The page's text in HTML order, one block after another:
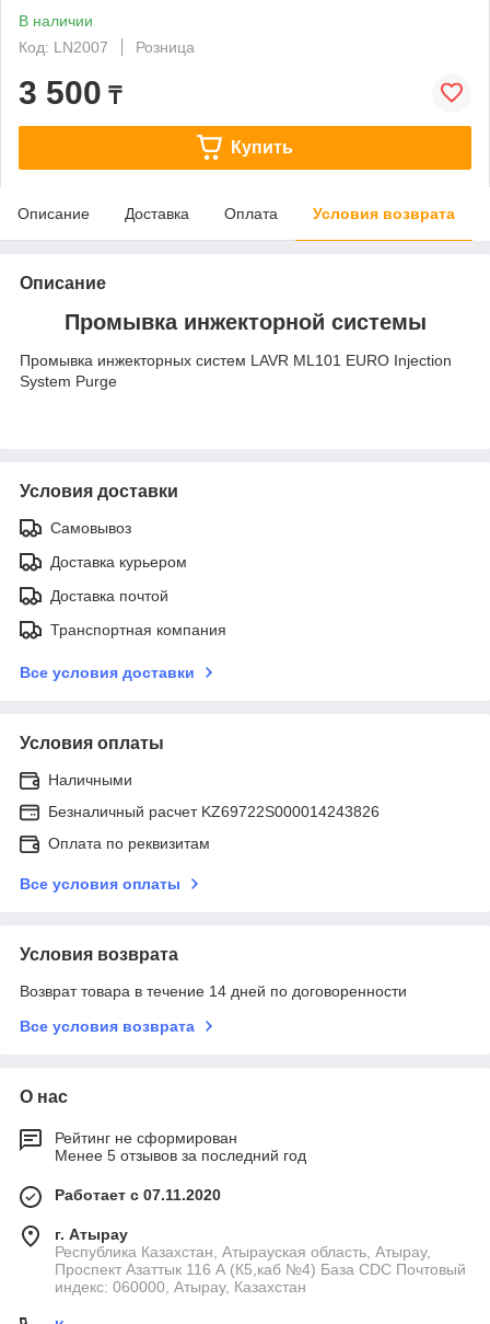
В наличии
Код: LN2007
Розница
3 500 ₸
Купить
Описание Доставка Оплата Условия возврата
Описание
Промывка инжекторной системы
Промывка инжекторных систем LAVR ML101 EURO Injection
System Purge
Условия доставки
Самовывоз
Доставка курьером
Доставка почтой
Транспортная компания
Все условия доставки
Условия оплаты
Наличными
Безналичный расчет KZ69722S000014243826
Оплата по реквизитам
Все условия оплаты
Условия возврата
Возврат товара в течение 14 дней по договоренности
Все условия возврата
О нас
Рейтинг не сформирован
Менее 5 отзывов за последний год
Работает с 07.11.2020
г. Атырау
Республика Казахстан, Атырауская область, Атырау,
Проспект Азаттык 116 А (К5,каб №4) База CDC Почтовый
индекс: 060000, Атырау, Казахстан